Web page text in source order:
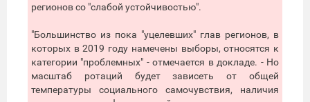
регионов со "слабой устойчивостью".
"Большинство из пока "уцелевших" глав регионов, в
которых в 2019 году намечены выборы, относятся к
категории "проблемных" - отмечается в докладе. - Но
масштаб ротаций будет зависеть от общей
температуры социального самочувствия, наличия